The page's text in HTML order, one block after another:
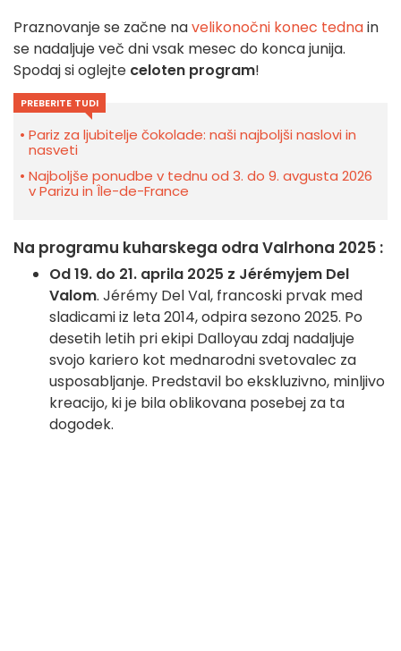
Praznovanje se začne navelikonočni konec tednain
se nadaljuje več dni vsak mesec do konca junija.
Spodaj si oglejte celoten program!
PREBERITE TUDI
Pariz za ljubitelje čokolade: naši najboljši naslovi in
nasveti
Najboljše ponudbe v tednu od 3. do 9. avgusta 2026
v Parizu in Île-de-France
Na programu kuharskega odra Valrhona 2025 :
Od 19. do 21. aprila 2025 z Jérémyjem Del
Valom. Jérémy Del Val, francoski prvak med
sladicami iz leta 2014, odpira sezono 2025. Po
desetih letih pri ekipi Dalloyau zdaj nadaljuje
svojo kariero kot mednarodni svetovalec za
usposabljanje. Predstavil bo ekskluzivno, minljivo
kreacijo, ki je bila oblikovana posebej za ta
dogodek.